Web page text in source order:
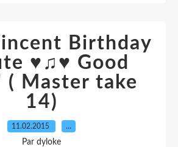
Birthday
♥♫♥ Good
( Master take
14)
11.02.2015 …
Par dyloke